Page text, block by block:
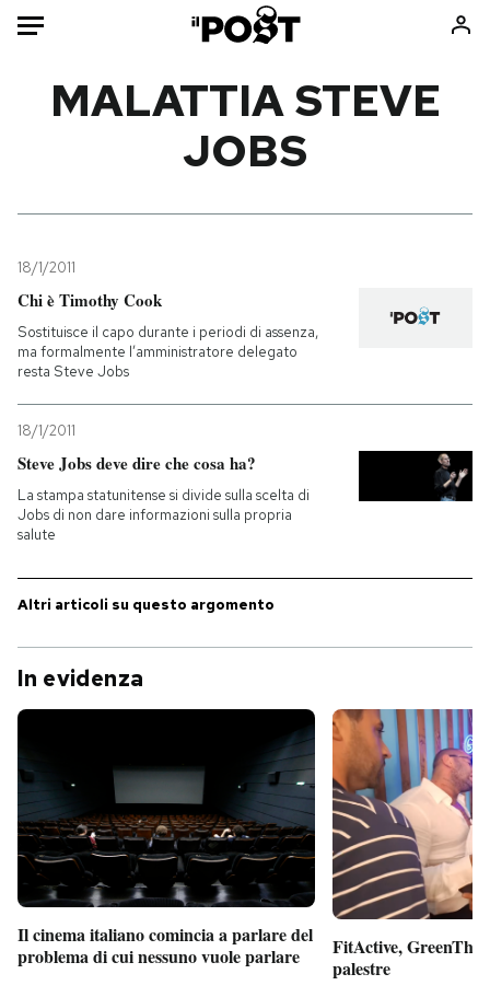
Mondo
Tecnologia
Internet
Scienza
Cultura
Economia
Sport
Libri
Media
Altrecose
PODCAST
NEWSLETTER
I MIEI PREFERITI
CALENDARIO
AREA PERSONALE
Entra
MALATTIA STEVE
JOBS
18/1/2011
Chi è Timothy Cook
Sostituisce il capo durante i periodi di assenza,
ma formalmente l’amministratore delegato
resta Steve Jobs
18/1/2011
Steve Jobs deve dire che cosa ha?
La stampa statunitense si divide sulla scelta di
Jobs di non dare informazioni sulla propria
salute
Altri articoli su questo argomento
In evidenza
Il cinema italiano comincia a parlare del
problema di cui nessuno vuole parlare
FitActive,
palestre